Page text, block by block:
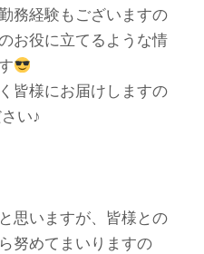
務経験もございますの
お役に立てるような情
皆様にお届けしますの
い♪
思いますが、皆様との
努めてまいりますの